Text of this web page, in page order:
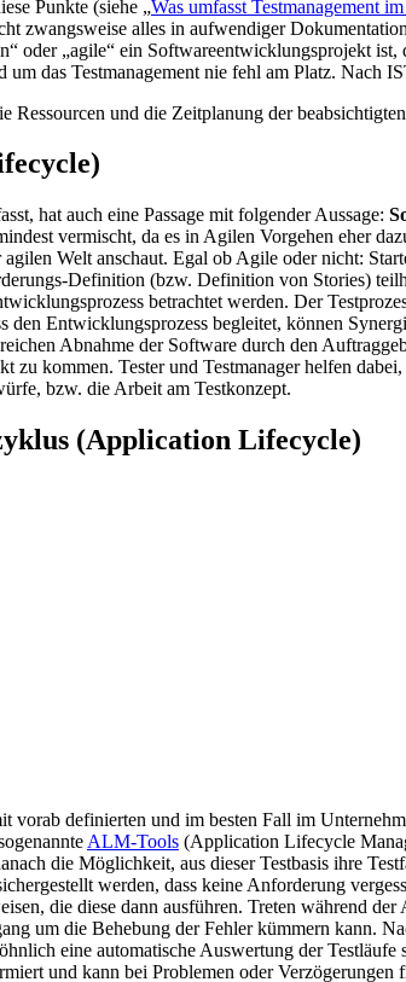
Punkte (siehe „Was umfasst Testmanagement
zwangsweise alles in aufwendiger
oder „agile“ ein Softwareentwicklungsprojekt
das Testmanagement nie fehl am Platz. Nach
Ressourcen und die Zeitplanung der
hat auch eine Passage mit folgender Aussage:
vermischt, da es in Agilen Vorgehen eher
Welt anschaut. Egal ob Agile oder nicht:
Definition (bzw. Definition von Stories)
betrachtet werden. Der
Entwicklungsprozess begleitet, können
Abnahme der Software durch den
kommen. Tester und Testmanager helfen
bzw. die Arbeit am Testkonzept.
(Application Lifecycle)
definierten und im besten Fall im
ALM-Tools (Application Lifecycle
die Möglichkeit, aus dieser Testbasis ihre
werden, dass keine Anforderung
die diese dann ausführen. Treten während
um die Behebung der Fehler kümmern kann.
eine automatische Auswertung der
und kann bei Problemen oder